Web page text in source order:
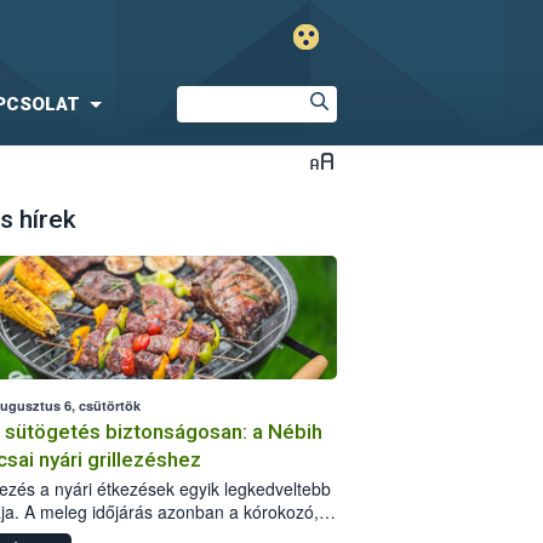
hírek
6, csütörtök
sütögetés biztonságosan: a Nébih
nyári grillezéshez
a nyári étkezések egyik legkedveltebb
A meleg időjárás azonban a kórokozó,
okozó baktériumok gyorsabb